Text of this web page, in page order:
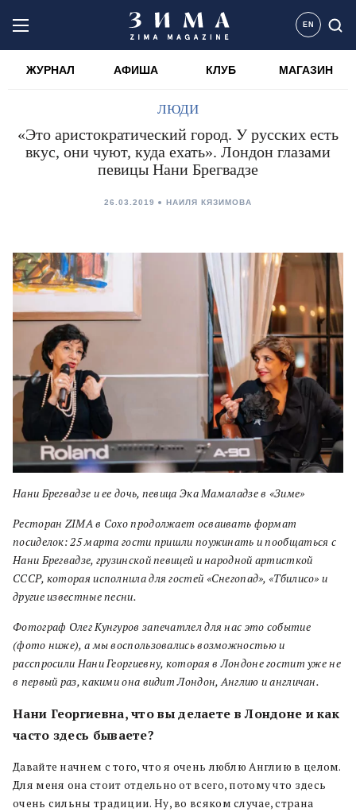
EN
ЖУРНАЛ АФИША КЛУБ МАГАЗИН
ЛЮДИ
«Это аристократический город. У русских есть
вкус, они чуют, куда ехать». Лондон глазами
певицы Нани Брегвадзе
26.03.2019 НАИЛЯ КЯЗИМОВА
Нани Брегвадзе и ее дочь, певица Эка Мамаладзе в «Зиме»
Ресторан ZIMA в Сохо продолжает осваивать формат
посиделок: 25 марта гости пришли поужинать и пообщаться с
Нани Брегвадзе, грузинской певицей и народной артисткой
СССР, которая исполнила для гостей «Снегопад», «Тбилисо» и
другие известные песни.
Фотограф Олег Кунгуров запечатлел для нас это событие
(фото ниже), а мы воспользовались возможностью и
расспросили Нани Георгиевну, которая в Лондоне гостит уже не
в первый раз, какими она видит Лондон, Англию и англичан.
Нани Георгиевна, что вы делаете в Лондоне и как
часто здесь бываете?
Давайте начнем с того, что я очень люблю Англию в целом.
Для меня она стоит отдельно от всего, потому что здесь
очень сильны традиции. Ну, во всяком случае, страна